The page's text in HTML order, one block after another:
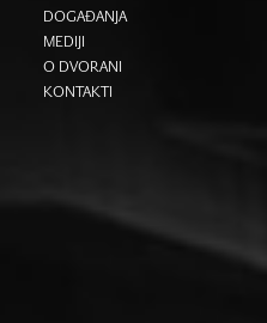
DOGAĐANJA
MEDIJI
O DVORANI
KONTAKTI